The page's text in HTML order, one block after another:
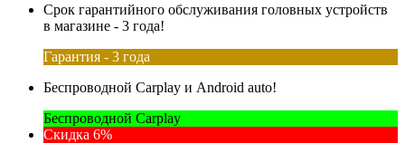
Срок гарантийного обслуживания головных устройств
в магазине - 3 года!
Гарантия - 3 года
Беспроводной Carplay и Android auto!
Беспроводной Carplay
Скидка 6%